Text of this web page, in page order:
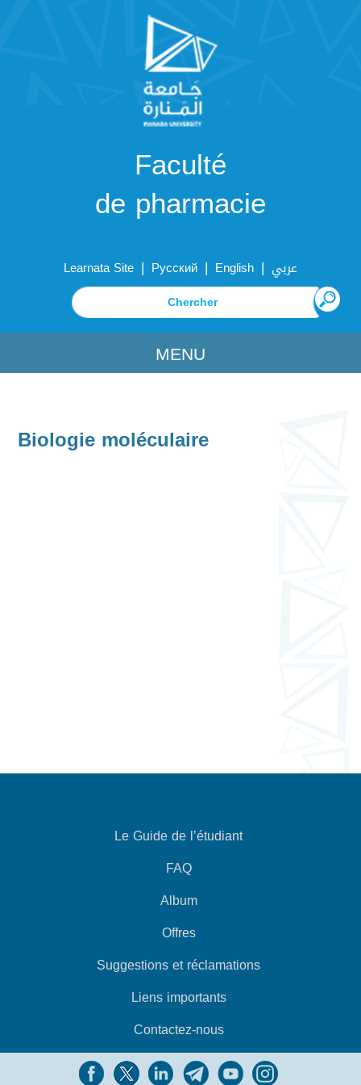
Faculté
de pharmacie
Learnata Site | Русский | English | عربي
MENU
Biologie moléculaire
Le Guide de l’étudiant
FAQ
Album
Offres
Suggestions et réclamations
Liens importants
Contactez-nous